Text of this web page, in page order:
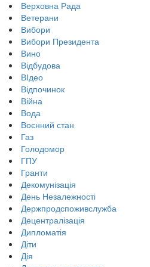
Верховна Рада
Ветерани
Вибори
Вибори Президента
Вино
Відбудова
ВІдео
Відпочинок
Війна
Вода
Воєнний стан
Газ
Голодомор
ГПУ
Гранти
Декомунізація
День Незалежності
Держпродспоживслужба
Децентралізація
Дипломатія
Діти
Дія